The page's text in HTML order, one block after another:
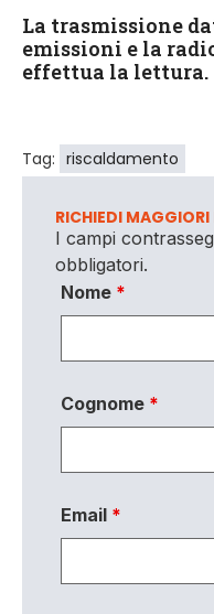
La trasmissione
emissioni e la
effettua la lettura.
Tag: riscaldamento
RICHIEDI
I campi
obbligatori.
Nome *
Cognome *
Email *